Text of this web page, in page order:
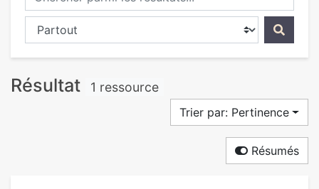
Chercher dans...
Résultat 1 ressource
Trier par: Pertinence
Résumés